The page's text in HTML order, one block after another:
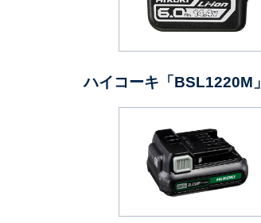
ハイコーキ「BSL1220M」